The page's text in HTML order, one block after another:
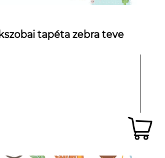
tapéta zebra teve